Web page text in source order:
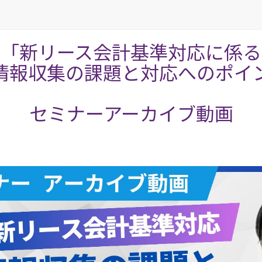
「新リース会計基準対応に係る
報収集の課題と対応へのポイ
セミナーアーカイブ動画